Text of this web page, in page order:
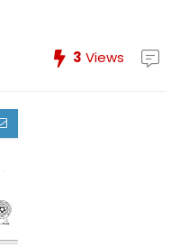
3 Views